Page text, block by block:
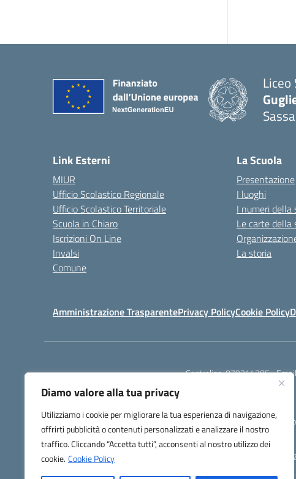
Diamo valore alla tua privacy
Utilizziamo i cookie per migliorare la tua esperienza di navigazione,
offrirti pubblicità o contenuti personalizzati e analizzare il nostro
traffico. Cliccando “Accetta tutti”, acconsenti al nostro utilizzo dei
cookie. Cookie Policy
Link Esterni
MIUR
Ufficio Scolastico Regionale
Ufficio Scolastico Territoriale
Scuola in Chiaro
Iscrizioni On Line
Invalsi
Comune
La Scuola
Presentazione
I luoghi
I numeri della
Le carte della
La storia
Amministrazione TrasparentePrivacy PolicyCookie Policy
Centralino:079244305
TU -